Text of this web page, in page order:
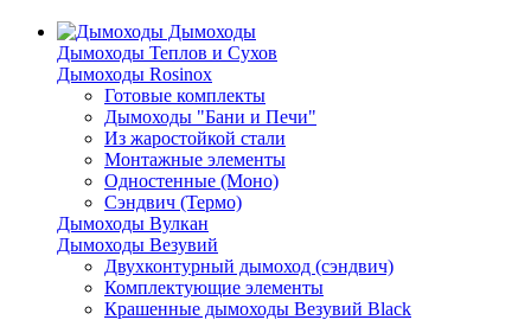
Дымоходы
Дымоходы Теплов и Сухов
Дымоходы Rosinox
Готовые комплекты
Дымоходы "Бани и Печи"
Из жаростойкой стали
Монтажные элементы
Одностенные (Моно)
Сэндвич (Термо)
Дымоходы Вулкан
Дымоходы Везувий
Двухконтурный дымоход (сэндвич)
Комплектующие элементы
Крашенные дымоходы Везувий Black